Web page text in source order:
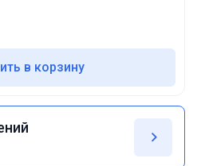
в корзину